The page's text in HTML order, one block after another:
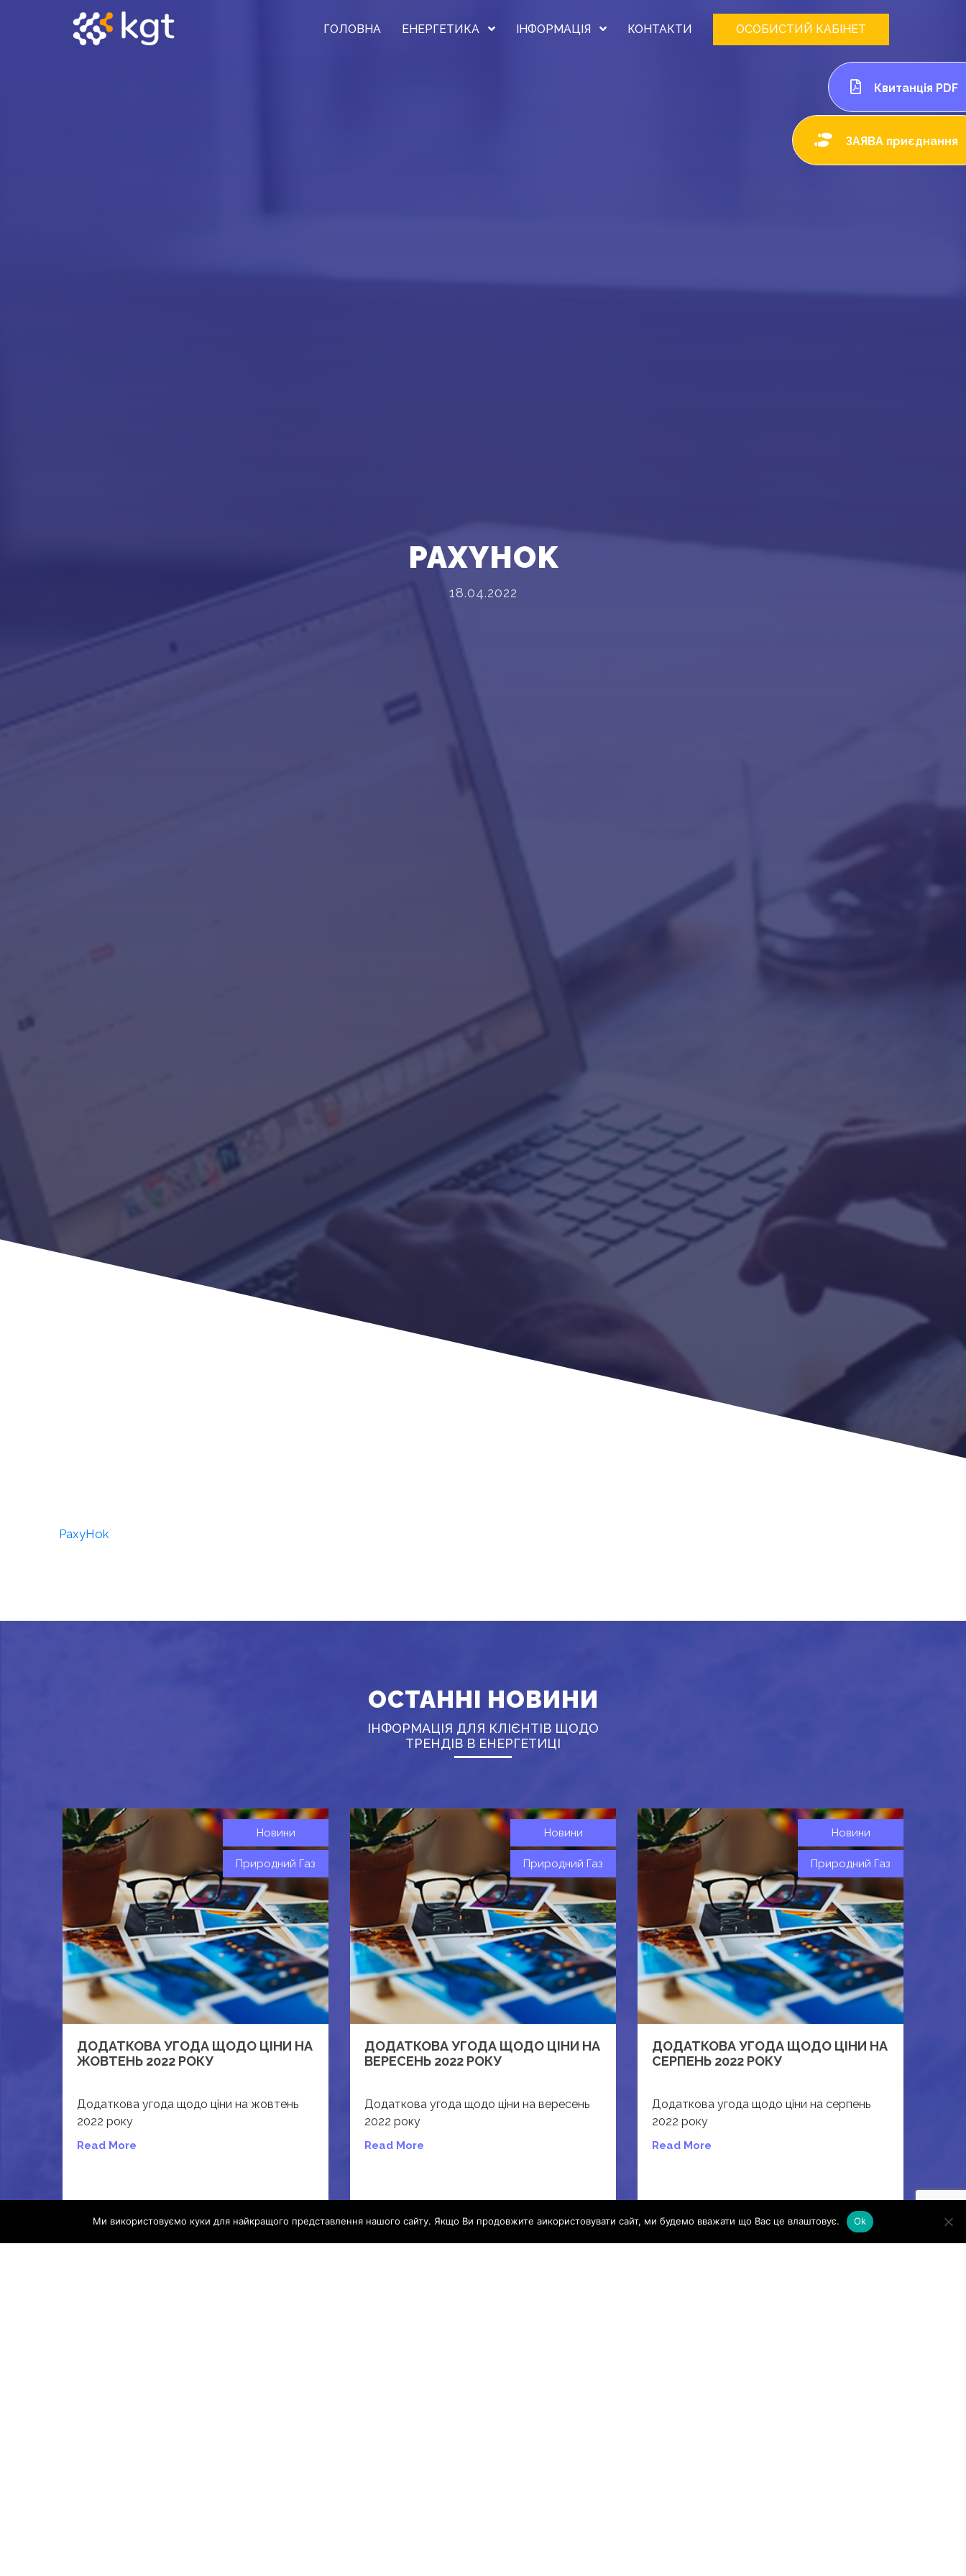
ГОЛОВНА ЕНЕРГЕТИКА ІНФОРМАЦІЯ КОНТАКТИ ОСОБИСТИЙ КАБІНЕТ
PAXYHOK
18.04.2022
PaxyHok
ОСТАННІ НОВИНИ
ІНФОРМАЦІЯ ДЛЯ КЛІЄНТІВ ЩОДО
ТРЕНДІВ В ЕНЕРГЕТИЦІ
Новини
Природний Газ
ДОДАТКОВА УГОДА ЩОДО ЦІНИ НА
ЖОВТЕНЬ 2022 РОКУ
Додаткова угода щодо ціни на жовтень
2022 року
Read More
Новини
Природний Газ
ДОДАТКОВА УГОДА ЩОДО ЦІНИ НА
ВЕРЕСЕНЬ 2022 РОКУ
Додаткова угода щодо ціни на вересень
2022 року
Read More
Новини
Природний Газ
ДОДАТКОВА УГОДА ЩОДО ЦІНИ НА
СЕРПЕНЬ 2022 РОКУ
Додаткова угода щодо ціни на серпень
2022 року
Read More
Квитанція PDF
ЗАЯВА приєднання
Ми використовуємо куки для найкращого представлення нашого сайту. Якщо Ви продовжите аикористовувати сайт, ми будемо вважати що Вас це влаштовує. Ok